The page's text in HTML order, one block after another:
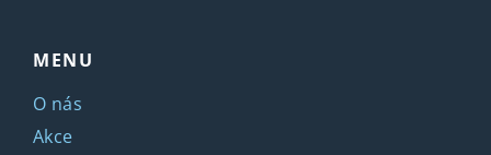
MENU
O nás
Akce